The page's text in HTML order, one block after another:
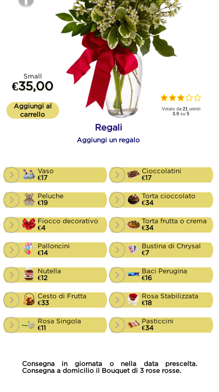
Small
€35,00
Aggiungi al
carrello
Votato da:21 utenti
3.0 su5
Regali
Aggiungi un regalo
Vaso
€17
Peluche
€19
Fiocco decorativo
€4
Palloncini
€14
Nutella
€12
Cesto di Frutta
€33
Rosa Singola
€11
Cioccolatini
€17
Torta cioccolato
€34
Torta frutta o crema
€34
Bustina di Chrysal
€7
Baci Perugina
€16
Rosa Stabilizzata
€18
Pasticcini
€34
Consegna in giornata o nella data prescelta.
Consegna a domicilio il Bouquet di 3 rose rosse.